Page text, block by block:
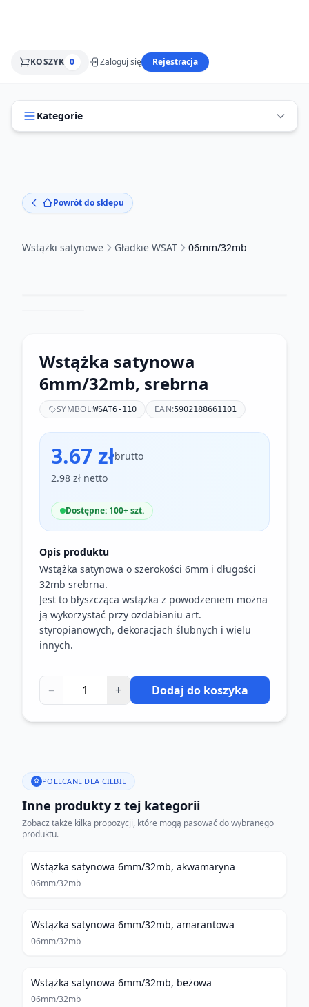
KOSZYK 0 Zaloguj się Rejestracja
Kategorie
Powrót do sklepu
Wstążki satynowe Gładkie WSAT 06mm/32mb
Wstążka satynowa
6mm/32mb, srebrna
SYMBOL:WSAT6-110 EAN:5902188661101
3.67 złbrutto
2.98 zł netto
Dostępne: 100+ szt.
Opis produktu
Wstążka satynowa o szerokości 6mm i długości
32mb srebrna.
Jest to błyszcząca wstążka z powodzeniem można
ją wykorzystać przy ozdabianiu art.
styropianowych, dekoracjach ślubnych i wielu
innych.
− + Dodaj do koszyka
POLECANE DLA CIEBIE
Inne produkty z tej kategorii
Zobacz także kilka propozycji, które mogą pasować do wybranego
produktu.
Wstążka satynowa 6mm/32mb, akwamaryna
06mm/32mb
Wstążka satynowa 6mm/32mb, amarantowa
06mm/32mb
Wstążka satynowa 6mm/32mb, beżowa
06mm/32mb